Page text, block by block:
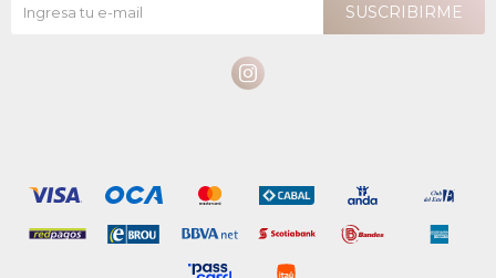
SUSCRIBIRME
